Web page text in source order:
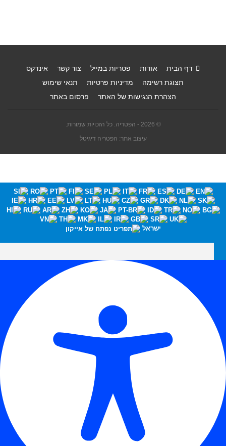
דף הבית אודות פטריות במייל צור קשר
אינדקס
תצוגת רשימה
מדיניות פרטיות
תנאי שימוש
הצהרת הנגישות של האתר
פרסום באתר
© 2026 - הפטריה. כל הזכויות שמורות.
עיצוב אתר: הפטריה דיגיטל
ישראל